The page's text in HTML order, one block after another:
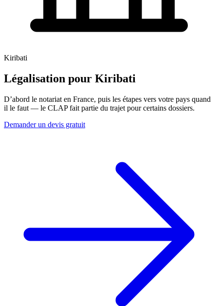
Kiribati
Légalisation pour Kiribati
D’abord le notariat en France, puis les étapes vers votre pays quand
il le faut — le CLAP fait partie du trajet pour certains dossiers.
Demander un devis gratuit